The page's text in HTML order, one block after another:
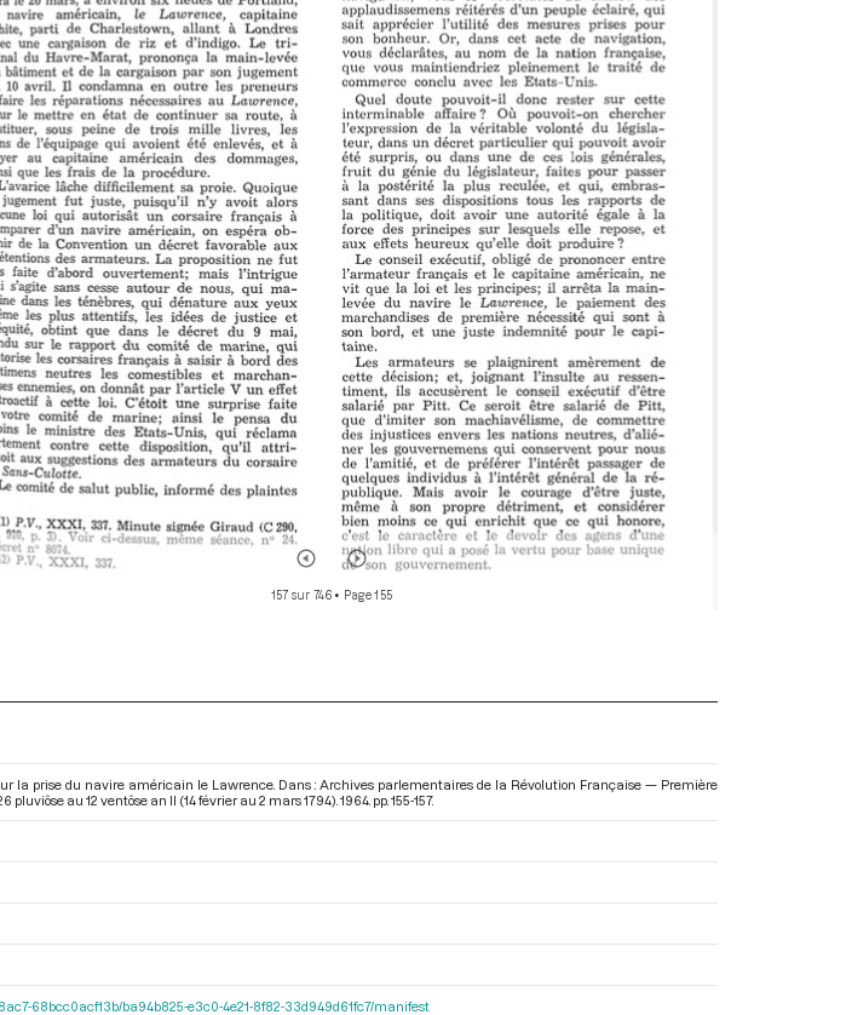
157 sur 746• Page 155
la prise du navire américain le Lawrence. Dans : Archives parlementaires de la Révolution Française — Première
pluviôse au 12 ventôse an II (14 février au 2 mars 1794) . 1964. pp. 155-157.
8ac7-68bcc0acf13b/ba94b825-e3c0-4e21-8f82-33d949d61fc7/manifest